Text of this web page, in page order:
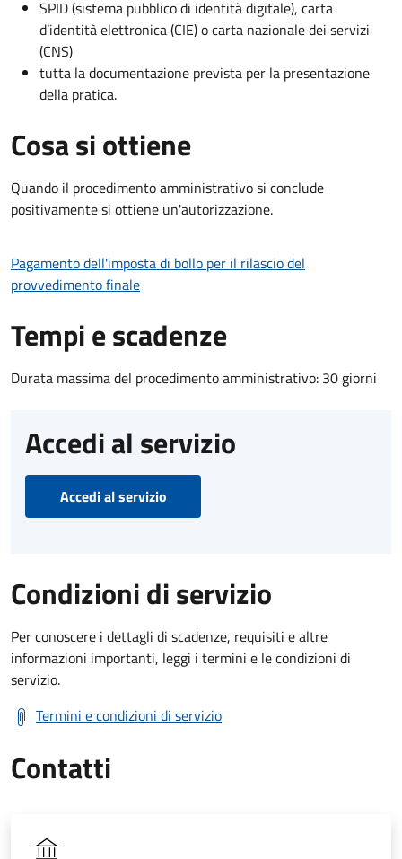
SPID (sistema pubblico di identità digitale), carta
d’identità elettronica (CIE) o carta nazionale dei servizi
(CNS)
tutta la documentazione prevista per la presentazione
della pratica.
Cosa si ottiene
Quando il procedimento amministrativo si conclude
positivamente si ottiene un'autorizzazione.
Pagamento dell'imposta di bollo per il rilascio del
provvedimento finale
Tempi e scadenze
Durata massima del procedimento amministrativo: 30 giorni
Accedi al servizio
Accedi al servizio
Condizioni di servizio
Per conoscere i dettagli di scadenze, requisiti e altre
informazioni importanti, leggi i termini e le condizioni di
servizio.
Termini e condizioni di servizio
Contatti